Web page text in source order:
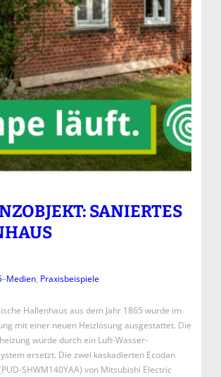
SANIERTES
–Medien, Praxisbeispiele
Hallenhaus aus dem Jahr 1865 wurde im
mit einer neuen Heizlösung ausgestattet. Die
wurde durch ein Luft-Wasser-
ersetzt. Die zwei kaskadierten Ecodan
SHWM140YAA) von Mitsubishi Electric